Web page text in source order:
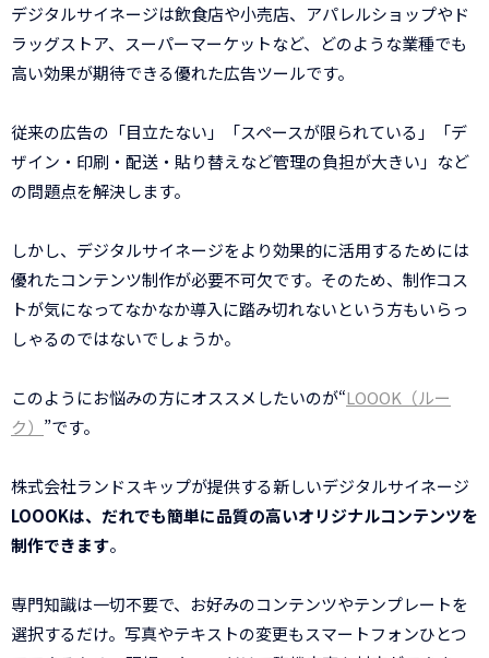
デジタルサイネージは飲食店や小売店、アパレルショップやド
ラッグストア、スーパーマーケットなど、どのような業種でも
高い効果が期待できる優れた広告ツールです。
従来の広告の「目立たない」「スペースが限られている」「デ
ザイン・印刷・配送・貼り替えなど管理の負担が大きい」など
の問題点を解決します。
しかし、デジタルサイネージをより効果的に活用するためには
優れたコンテンツ制作が必要不可欠です。そのため、制作コス
トが気になってなかなか導入に踏み切れないという方もいらっ
しゃるのではないでしょうか。
このようにお悩みの方にオススメしたいのが“LOOOK（ルー
ク） ”です。
株式会社ランドスキップが提供する新しいデジタルサイネージ
LOOOKは、だれでも簡単に品質の高いオリジナルコンテンツを
制作できます。
専門知識は一切不要で、お好みのコンテンツやテンプレートを
選択するだけ。写真やテキストの変更もスマートフォンひとつ